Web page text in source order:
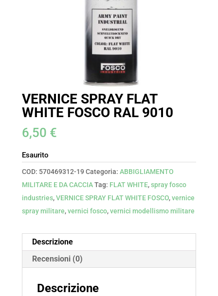
VERNICE SPRAY FLAT
WHITE FOSCO RAL 9010
6,50 €
Esaurito
COD: 570469312-19 Categoria: ABBIGLIAMENTO
MILITARE E DA CACCIA Tag: FLAT WHITE,spray fosco
industries,VERNICE SPRAY FLAT WHITE FOSCO,vernice
spray militare,vernici fosco,vernici modellismo militare
Descrizione
Recensioni (0)
Descrizione